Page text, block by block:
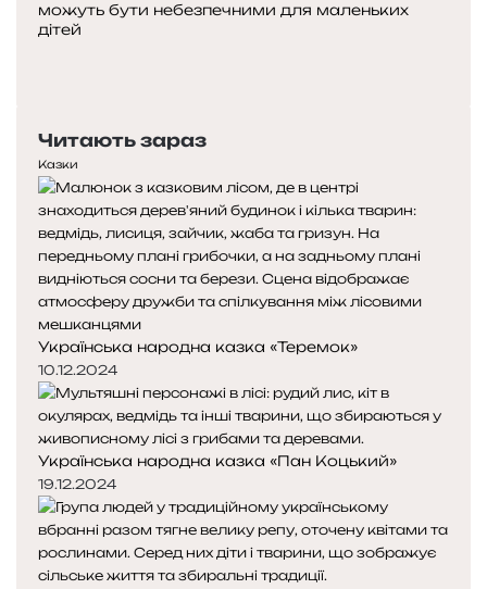
н
н
можуть бути небезпечними для маленьких
дітей
р
е
д
н
я
с
т
о
р
і
н
к
а
т
у
п
н
а
с
т
о
р
і
н
к
а
Читають зараз
Казки
Українська народна казка «Теремок»
10.12.2024
Українська народна казка «Пан Коцький»
19.12.2024